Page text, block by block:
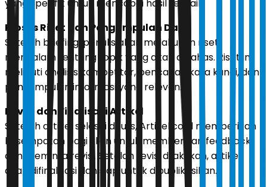
yang spesifik untuk mencapai hasil terbaik.
Proses Riset dan Pengumpulan Data
Setelah briefing, penulis akan melakukan riset
mendalam tentang topik yang akan dibahas. Riset ini
meliputi analisis kompetitor, pencarian kata kunci, dan
pengumpulan informasi yang relevan.
Revisi dan Finalisasi Artikel
Setelah artikel selesai ditulis, Artikel.co.id memberikan
kesempatan bagi klien untuk memberikan feedback
dan meminta revisi. Setelah revisi dilakukan, artikel
akan difinalisasi dan siap untuk dipublikasikan.